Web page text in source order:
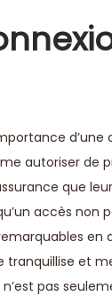
autoriser de
que
accès non
en
et
pas